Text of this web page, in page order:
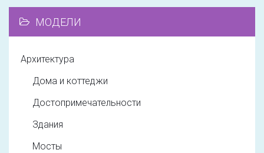
МОДЕЛИ
Архитектура
Дома и коттеджи
Достопримечательности
Здания
Мосты